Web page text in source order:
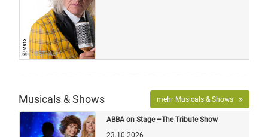
Bild: OETicket
Musicals & Shows mehr Musicals & Shows
ABBA on Stage –The Tribute Show
23.10.2026